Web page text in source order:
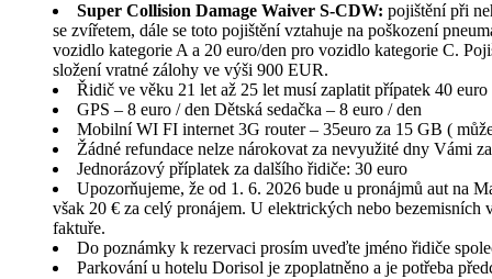
Super Collision Damage Waiver S-CDW: pojištění při
se zvířetem, dále se toto pojištění vztahuje na poškození
vozidlo kategorie A a 20 euro/den pro vozidlo kategorie C.
složení vratné zálohy ve výši 900 EUR.
Řidič ve věku 21 let až 25 let musí zaplatit přípatek 40
GPS – 8 euro / den Dětská sedačka – 8 euro / den
Mobilní WI FI internet 3G router – 35euro za 15 GB (
Žádné refundace nelze nárokovat za nevyužité dny Vámi
Jednorázový příplatek za dalšího řidiče: 30 euro
Upozorňujeme, že od 1. 6. 2026 bude u pronájmů aut na
však 20 € za celý pronájem. U elektrických nebo
faktuře.
Do poznámky k rezervaci prosím uveďte jméno řidiče
Parkování u hotelu Dorisol je zpoplatněno a je potřeba